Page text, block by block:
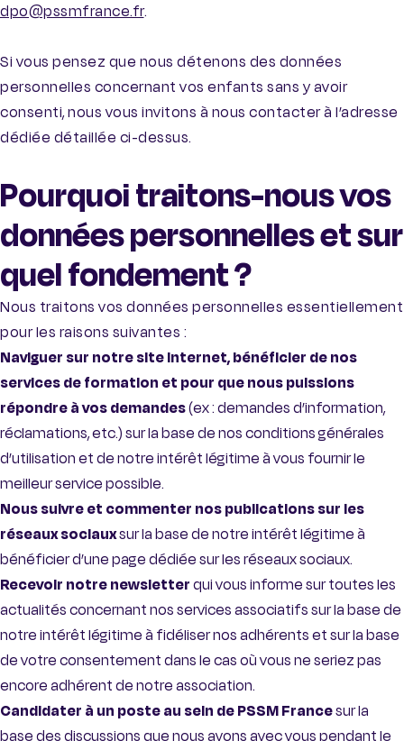
dpo@pssmfrance.fr.
Si vous pensez que nous détenons des données
personnelles concernant vos enfants sans y avoir
consenti, nous vous invitons à nous contacter à l’adresse
dédiée détaillée ci-dessus.
Pourquoi traitons-nous vos
données personnelles et sur
quel fondement ?
Nous traitons vos données personnelles essentiellement
pour les raisons suivantes :
Naviguer sur notre site internet, bénéficier de nos
services de formation et pour que nous puissions
répondre à vos demandes(ex : demandes d’information,
réclamations, etc.) sur la base de nos conditions générales
d’utilisation et de notre intérêt légitime à vous fournir le
meilleur service possible.
Nous suivre et commenter nos publications sur les
réseaux sociauxsur la base de notre intérêt légitime à
bénéficier d’une page dédiée sur les réseaux sociaux.
Recevoir notre newsletterqui vous informe sur toutes les
actualités concernant nos services associatifs sur la base de
notre intérêt légitime à fidéliser nos adhérents et sur la base
de votre consentement dans le cas où vous ne seriez pas
encore adhérent de notre association.
Candidater à un poste au sein de PSSM Francesur la
base des discussions que nous avons avec vous pendant le